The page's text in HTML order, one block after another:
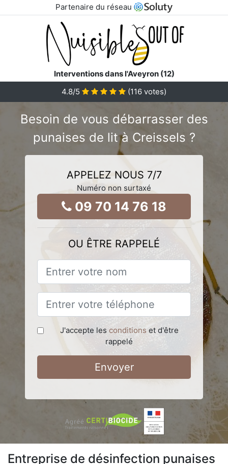
Partenaire du réseau
Interventions dans l'Aveyron (12)
4.8/5 (116 votes)
Besoin de vous débarrasser des
punaises de lit à Creissels ?
APPELEZ NOUS 7/7
Numéro non surtaxé
09 70 14 76 18
OU ÊTRE RAPPELÉ
J'accepte les conditions et d'être
rappelé
Envoyer
Entreprise de désinfection punaises